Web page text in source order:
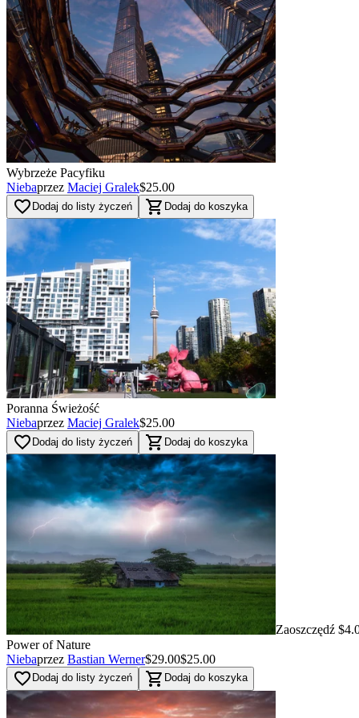
Wybrzeże Pacyfiku
Niebaprzez Maciej Gralek$25.00
favorite_border Dodaj do listy życzeń shopping_cart Dodaj do koszyka
Poranna Świeżość
Niebaprzez Maciej Gralek$25.00
favorite_border Dodaj do listy życzeń shopping_cart Dodaj do koszyka
Zaoszczędź
Power of Nature
Niebaprzez Bastian Werner$29.00$25.00
favorite_border Dodaj do listy życzeń shopping_cart Dodaj do koszyka